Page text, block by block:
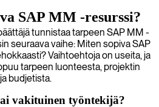
SAP MM -resurssi?
tunnistaa tarpeen SAP MM -
seuraava vaihe: Miten sopiva SAP
Vaihtoehtoja on useita, ja
tarpeen luonteesta, projektin
budjetista.
vakituinen työntekijä?